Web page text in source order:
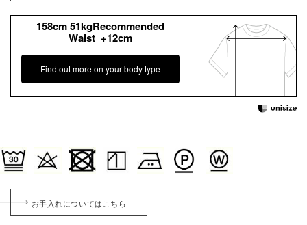
158cm 51kgRecommended
Waist +12cm
Find out more on your body type
お手入れについてはこちら